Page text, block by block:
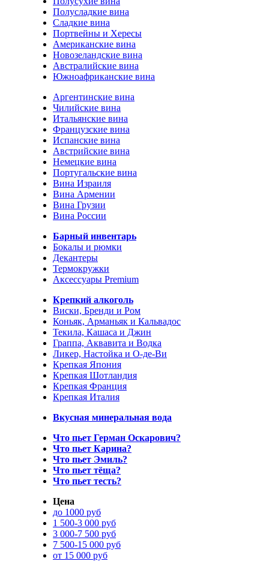
Полусладкие вина
Сладкие вина
Портвейны и Хересы
Американские вина
Новозеландские вина
Австралийские вина
Южноафриканские вина
Аргентинские вина
Чилийские вина
Итальянские вина
Французские вина
Испанские вина
Австрийские вина
Немецкие вина
Португальские вина
Вина Израиля
Вина Армении
Вина Грузии
Вина России
Барный инвентарь
Бокалы и рюмки
Декантеры
Термокружки
Аксессуары Premium
Крепкий алкоголь
Виски, Бренди и Ром
Коньяк, Арманьяк и Кальвадос
Текила, Кашаса и Джин
Граппа, Аквавита и Водка
Ликер, Настойка и О-де-Ви
Крепкая Япония
Крепкая Шотландия
Крепкая Франция
Крепкая Италия
Вкусная минеральная вода
Что пьет Герман Оскарович?
Что пьет Карина?
Что пьет Эмиль?
Что пьет тёща?
Что пьет тесть?
Цена
до 1000 руб
1 500-3 000 руб
3 000-7 500 руб
7 500-15 000 руб
от 15 000 руб